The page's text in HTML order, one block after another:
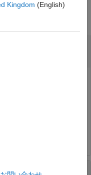
target computer
several other
of the application
Kingdom (English)